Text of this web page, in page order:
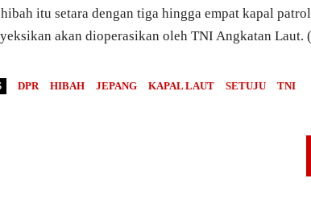
itu setara dengan tiga hingga empat kapal
akan dioperasikan oleh TNI Angkatan Laut.
DPR HIBAH JEPANG KAPAL LAUT SETUJU TNI